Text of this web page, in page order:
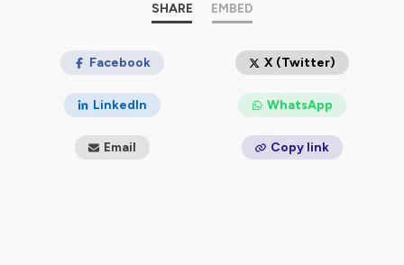
experts-comptables, commissaires aux comptes,
directeurs administratif et financier, directeurs et
juridiques, directrices/directeurs de la conformité, chefs
public et académique étudiants en droit. Pour rester à
jour des dernières évolutions législatives et
réglementaires, abonnez-vous à notre chaîne !
SHARE EMBED
Facebook X (Twitter)
LinkedIn WhatsApp
Email Copy link